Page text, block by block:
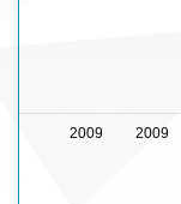
2009 2009